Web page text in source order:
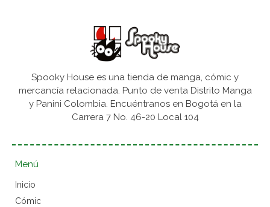
Spooky House es una tienda de manga, cómic y
mercancía relacionada. Punto de venta Distrito Manga
y Panini Colombia. Encuéntranos en Bogotá en la
Carrera 7 No. 46-20 Local 104
Menú
Inicio
Cómic